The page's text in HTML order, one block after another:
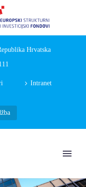
Hrvatska
Intranet